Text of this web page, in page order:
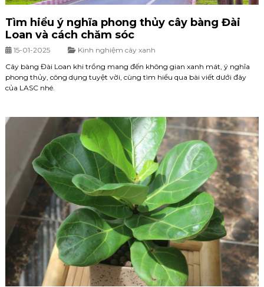
Tìm hiểu ý nghĩa phong thủy cây bàng Đài
Loan và cách chăm sóc
15-01-2025
Kinh nghiệm cây xanh
Cây bàng Đài Loan khi trồng mang đến không gian xanh mát, ý nghĩa
phong thủy, công dụng tuyệt vời, cùng tìm hiểu qua bài viết dưới đây
của LASC nhé.